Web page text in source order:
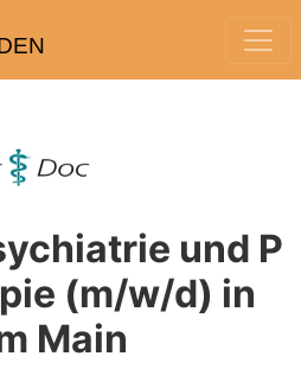
und P
(m/w/d) in
Main